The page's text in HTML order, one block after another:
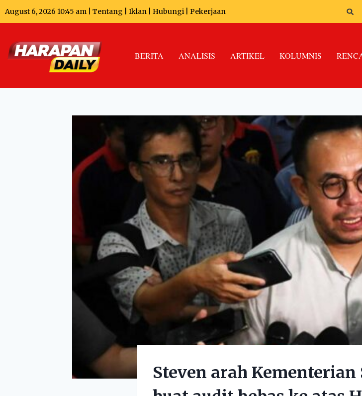
August 6, 2026 10:45 am | Tentang Iklan Hubungi Pekerjaan
BERITA ANALISIS ARTIKEL KOLUMNIS
Steven arah